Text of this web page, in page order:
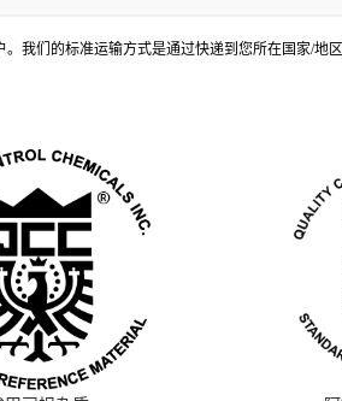
我们的标准运输方式是通过快递到您所在国家/地